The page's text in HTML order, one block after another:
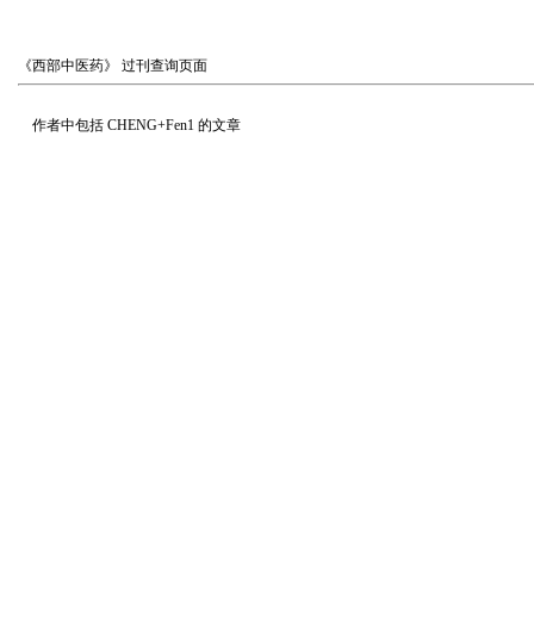
《西部中医药》 过刊查询页面
作者中包括 CHENG+Fen1 的文章